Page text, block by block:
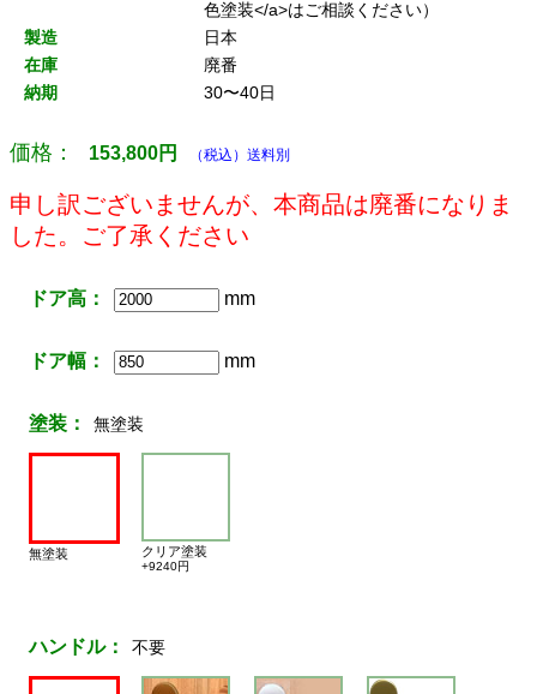
色塗装</a>はご相談ください）
製造
日本
在庫
廃番
納期
30〜40日
価格： 153,800円 （税込）送料別
申し訳ございませんが、本商品は廃番になりま
した。ご了承ください
ドア高： mm
ドア幅： mm
塗装： 無塗装
無塗装 クリア塗装
+9240円
ハンドル： 不要